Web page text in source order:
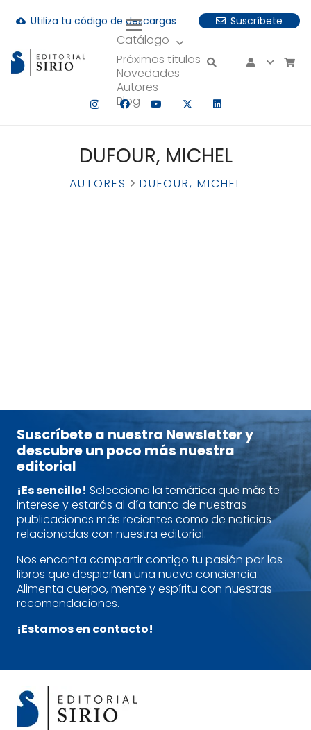
cloud_download Utiliza tu código de descargas Suscríbete
Catálogo
Próximos títulos
Novedades
Autores
Blog
hay resultados autocompletados, puedes utilizar las
DUFOUR, MICHEL
AUTORES DUFOUR, MICHEL
Suscríbete a nuestra Newsletter y
descubre un poco más nuestra
editorial
¡Es sencillo! Selecciona la temática que más te
interese y estarás al día tanto de nuestras
publicaciones más recientes como de noticias
relacionadas con nuestra editorial.
Nos encanta compartir contigo tu pasión por los
libros que despiertan una nueva conciencia.
Alimenta cuerpo, mente y espíritu con nuestras
recomendaciones.
¡Estamos en contacto!